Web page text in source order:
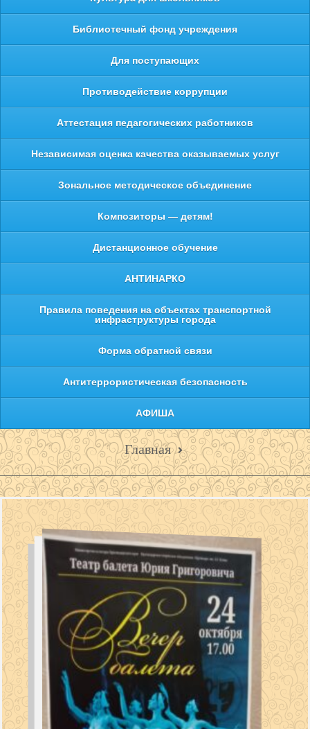
Библиотечный фонд учреждения
Для поступающих
Противодействие коррупции
Аттестация педагогических работников
Независимая оценка качества оказываемых услуг
Зональное методическое объединение
Композиторы — детям!
Дистанционное обучение
АНТИНАРКО
Правила поведения на объектах транспортной
инфраструктуры города
Форма обратной связи
Антитеррористическая безопасность
АФИША
Главная